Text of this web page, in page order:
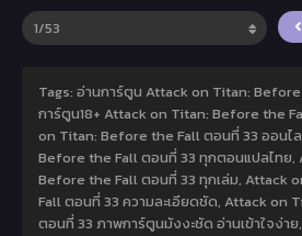
Tags: อ่านการ์ตูน Attack on Titan:
การ์ตูน18+ Attack on Titan: Before the
on Titan: Before the Fall ตอนที่ 33 ออนไ
Before the Fall ตอนที่ 33 ทุกตอนแปลไทย,
Before the Fall ตอนที่ 33 ทุกเล่ม, Attack
Fall ตอนที่ 33 ความละเอียดชัด, Attack on
ตอนที่ 33 ภาพการ์ตูนมังงะชัด อ่านเข้าใจง่าย,